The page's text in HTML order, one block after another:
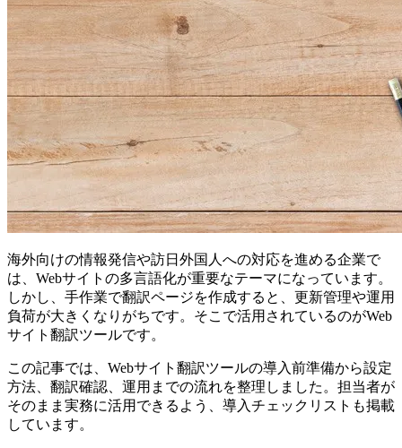
海外向けの情報発信や訪日外国人への対応を進める企業で
は、Webサイトの多言語化が重要なテーマになっています。
しかし、手作業で翻訳ページを作成すると、更新管理や運用
負荷が大きくなりがちです。そこで活用されているのがWeb
サイト翻訳ツールです。
この記事では、Webサイト翻訳ツールの導入前準備から設定
方法、翻訳確認、運用までの流れを整理しました。担当者が
そのまま実務に活用できるよう、導入チェックリストも掲載
しています。